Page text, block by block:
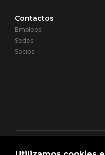
Contactos
Empleos
Sedes
Socios